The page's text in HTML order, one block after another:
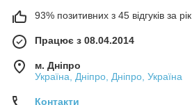
93% позитивних з 45 відгуків за рік
Працює з 08.04.2014
м. Дніпро
Україна, Дніпро, Дніпро, Україна
Контакти